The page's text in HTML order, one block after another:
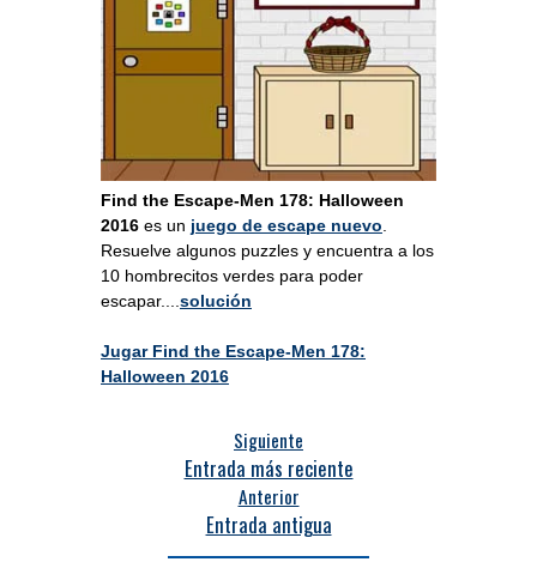
Find the Escape-Men 178: Halloween
2016 es un juego de escape nuevo
Resuelve algunos puzzles y encuentra a los
10 hombrecitos verdes para poder
escapar.... solución
Jugar Find the Escape-Men 178:
Halloween 2016
Siguiente
Entrada más reciente
Anterior
Entrada antigua